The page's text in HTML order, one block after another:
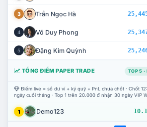
3 Trần Ngọc Hà
4 Võ Duy Phong
5 Đặng Kim Quỳnh
TỔNG ĐIỂM PAPER TRADE TOP 5 ·
Điểm live = số dư ví + ký quỹ + PnL chưa chốt · Chốt
ngày cuối tháng · Top 1 trên 20.000 đ nhận 30 ngày VIP
1 Demo123